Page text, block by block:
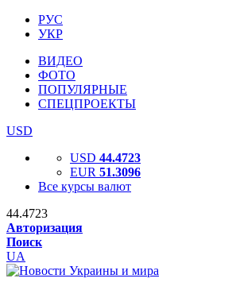
РУС
УКР
ВИДЕО
ФОТО
ПОПУЛЯРНЫЕ
СПЕЦПРОЕКТЫ
USD
USD 44.4723
EUR 51.3096
Все курсы валют
44.4723
Авторизация
Поиск
UA